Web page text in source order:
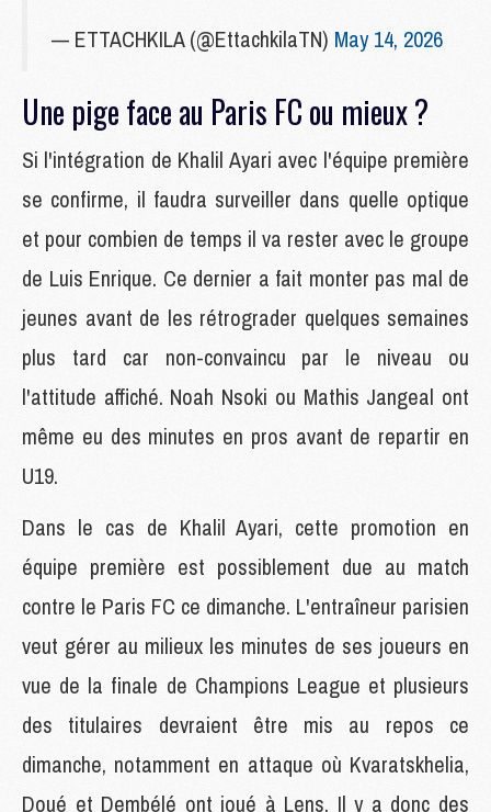
— ETTACHKILA (@EttachkilaTN) May 14, 2026
Une pige face au Paris FC ou mieux ?
Si l'intégration de Khalil Ayari avec l'équipe première
se confirme, il faudra surveiller dans quelle optique
et pour combien de temps il va rester avec le groupe
de Luis Enrique. Ce dernier a fait monter pas mal de
jeunes avant de les rétrograder quelques semaines
plus tard car non-convaincu par le niveau ou
l'attitude affiché. Noah Nsoki ou Mathis Jangeal ont
même eu des minutes en pros avant de repartir en
U19.
Dans le cas de Khalil Ayari, cette promotion en
équipe première est possiblement due au match
contre le Paris FC ce dimanche. L'entraîneur parisien
veut gérer au milieux les minutes de ses joueurs en
vue de la finale de Champions League et plusieurs
des titulaires devraient être mis au repos ce
dimanche, notamment en attaque où Kvaratskhelia,
Doué et Dembélé ont joué à Lens. Il y a donc des